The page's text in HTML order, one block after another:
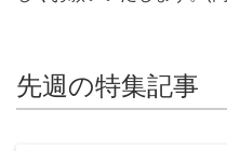
先週の特集記事